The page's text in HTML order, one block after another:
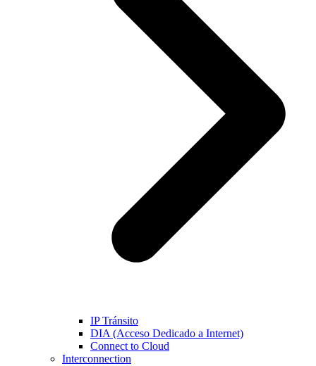
IP Tránsito
DIA (Acceso Dedicado a Internet)
Connect to Cloud
Interconnection